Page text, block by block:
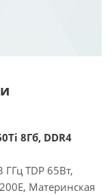
8Гб, DDR4
TDP 65Вт,
Материнская